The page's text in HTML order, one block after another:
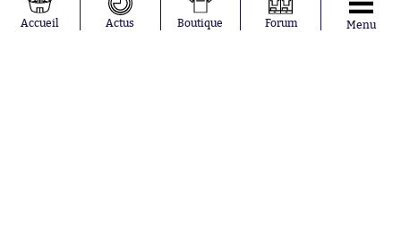
Moussa
Niakhaté
Real Madrid
RC Strasbourg
Accueil Actus Boutique Forum Menu